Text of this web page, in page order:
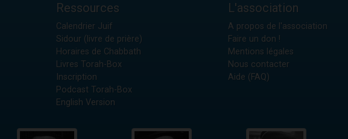
Ressources
Calendrier Juif
Sidour (livre de prière)
Horaires de Chabbath
Livres Torah-Box
Inscription
Podcast Torah-Box
English Version
L'association
A propos de l'association
Faire un don !
Mentions légales
Nous contacter
Aide (FAQ)